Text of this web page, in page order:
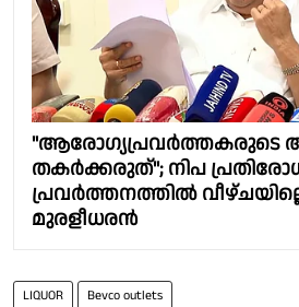
"ആരോഗ്യപ്രവർത്തകരുടെ
തകർക്കരുത്"; നിപ
പ്രവർത്തനത്തിൽ
മുരളീധരൻ
LIQUOR Bevco outlets